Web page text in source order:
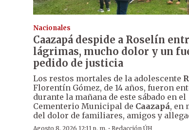
Nacionales
Caazapá despide a Roselín
lágrimas, mucho dolor y un
pedido de justicia
Los restos mortales de la adolescente
Florentín Gómez, de 14 años, fueron
durante la mañana de este sábado en el
Cementerio Municipal de Caazapá, en
del dolor de familiares, amigos y
Agosto 8, 2026 12:11 p. m. Redacción ÚH